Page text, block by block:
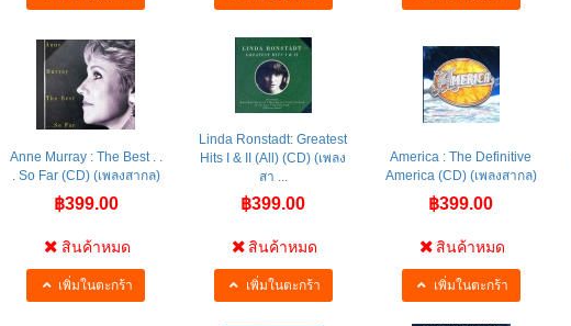
Anne Murray : The Best . .
. So Far (CD) (เพลงสากล)
฿399.00
สินค้าหมด
เพิ่มในตะกร้า
Linda Ronstadt: Greatest
Hits I & II (All) (CD) (เพลง
สา ...
฿399.00
สินค้าหมด
เพิ่มในตะกร้า
America : The Definitive
America (CD) (เพลงสากล)
฿399.00
สินค้าหมด
เพิ่มในตะกร้า